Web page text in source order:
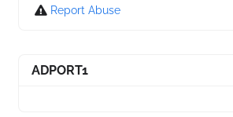
Report Abuse
ADPORT1